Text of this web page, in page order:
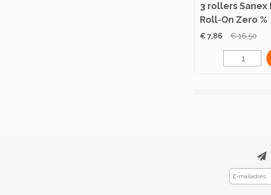
3 rollers Sanex
Roll-On Zero %
Normal Skin
€ 7,86 € 16,50